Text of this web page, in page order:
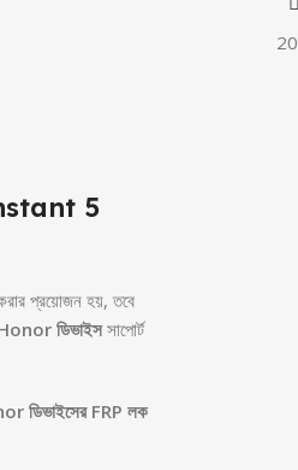
20
5
প্রয়োজন হয়, তবে
ডিভাইসসাপোর্ট
ডিভাইসের FRP লক